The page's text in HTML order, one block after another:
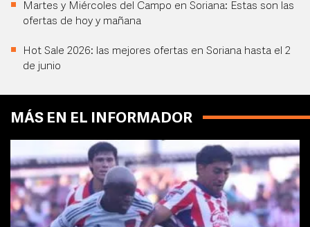
Martes y Miércoles del Campo en Soriana: Estas son las
ofertas de hoy y mañana
Hot Sale 2026: las mejores ofertas en Soriana hasta el 2
de junio
MÁS EN EL INFORMADOR